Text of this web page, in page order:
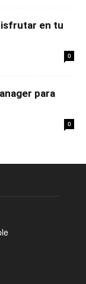
en tu
0
para
0